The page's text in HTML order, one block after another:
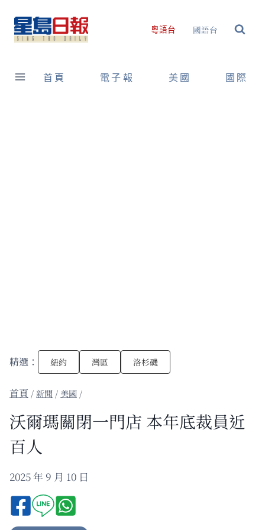
content
粵語台 國語台
首頁 電子報 美國 國際
精選： 紐約 灣區 洛杉磯
/新聞 / 美國 /
沃爾瑪關閉一門店 本年底裁員近
百人
2025 年 9 月 10 日